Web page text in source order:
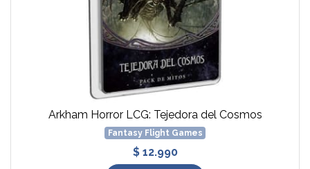
Arkham Horror LCG: Tejedora del Cosmos
Fantasy Flight Games
$ 12.990